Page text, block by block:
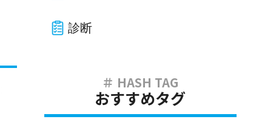
診断
おすすめタグ